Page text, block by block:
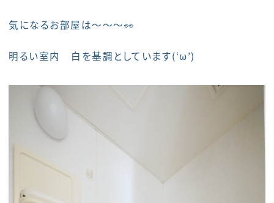
気になるお部屋は～～～👀
明るい室内 白を基調としています(‘ω’)